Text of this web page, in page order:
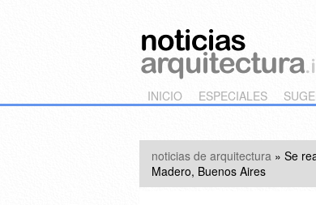
Main menu
Skip to primary content
Skip to secondary content
INICIO ESPECIALES
noticias de arquitectura » Se
Madero, Buenos Aires